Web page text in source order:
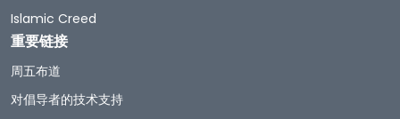
Islamic Creed
重要链接
周五布道
对倡导者的技术支持